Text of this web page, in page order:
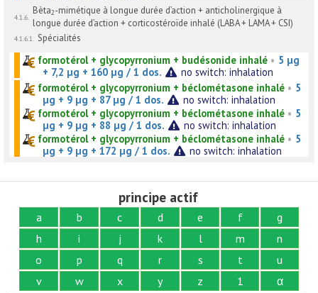
4.1.6.
Bèta2-mimétique à longue durée d’action + anticholinergique à
longue durée d’action + corticostéroïde inhalé (LABA + LAMA + CSI)
4.1.6.1. Spécialités
formotérol + glycopyrronium + budésonide inhalé • 5 µg
+ 7,2 µg + 160 µg / 1 dos.
no switch: inhalation
formotérol + glycopyrronium + béclométasone inhalé • 5
µg + 9 µg + 87 µg / 1 dos.
no switch: inhalation
formotérol + glycopyrronium + béclométasone inhalé • 5
µg + 9 µg + 88 µg / 1 dos.
no switch: inhalation
formotérol + glycopyrronium + béclométasone inhalé • 5
µg + 9 µg + 172 µg / 1 dos.
no switch: inhalation
principe actif
a b c d e f
g
h
i j k l m
n
o
p q r s t
u
v
w x y z 1
α